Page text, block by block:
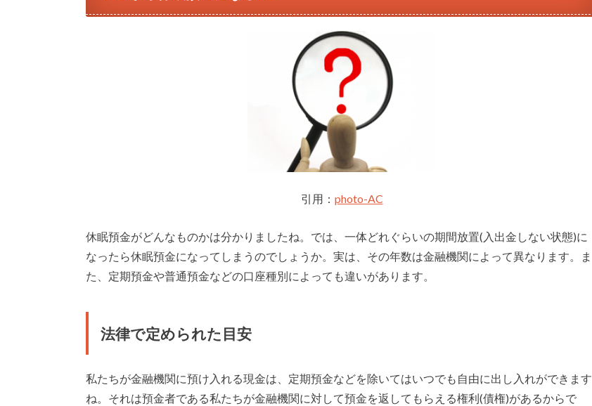
引用： photo-AC
休眠預金がどんなものかは分かりましたね。では、一体どれぐらいの期間放置(入出金しない状態)に
なったら休眠預金になってしまうのでしょうか。実は、その年数は金融機関によって異なります。ま
た、定期預金や普通預金などの口座種別によっても違いがあります。
法律で定められた目安
私たちが金融機関に預け入れる現金は、定期預金などを除いてはいつでも自由に出し入れができます
ね。それは預金者である私たちが金融機関に対して預金を返してもらえる権利(債権)があるからで